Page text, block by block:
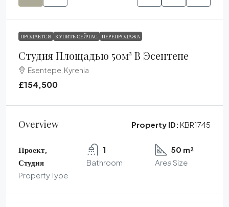
ПРОДАЕТСЯ КУПИТЬ СЕЙЧАС ПЕРЕПРОДАЖА
Студия Площадью 50м² В Эсентепе
Esentepe, Kyrenia
£154,500
Overview Property ID: KBR1745
Проект,
Студия
Property Type
1
Bathroom
50 m²
Area Size